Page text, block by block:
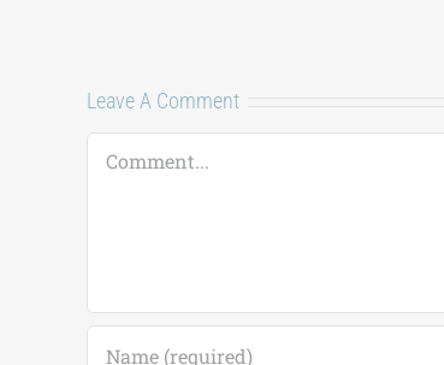
Leave A Comment
Comment